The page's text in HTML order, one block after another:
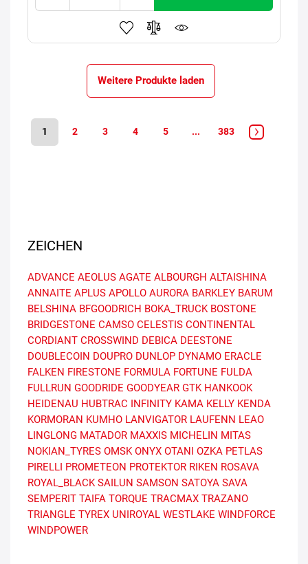
Weitere Produkte laden
1 2 3 4 5 ... 383
ZEICHEN
ADVANCE AEOLUS AGATE ALBOURGH ALTAISHINA
ANNAITE APLUS APOLLO AURORA BARKLEY BARUM
BELSHINA BFGOODRICH BOKA_TRUCK BOSTONE
BRIDGESTONE CAMSO CELESTIS CONTINENTAL
CORDIANT CROSSWIND DEBICA DEESTONE
DOUBLECOIN DOUPRO DUNLOP DYNAMO ERACLE
FALKEN FIRESTONE FORMULA FORTUNE FULDA
FULLRUN GOODRIDE GOODYEAR GTK HANKOOK
HEIDENAU HUBTRAC INFINITY KAMA KELLY KENDA
KORMORAN KUMHO LANVIGATOR LAUFENN LEAO
LINGLONG MATADOR MAXXIS MICHELIN MITAS
NOKIAN_TYRES OMSK ONYX OTANI OZKA PETLAS
PIRELLI PROMETEON PROTEKTOR RIKEN ROSAVA
ROYAL_BLACK SAILUN SAMSON SATOYA SAVA
SEMPERIT TAIFA TORQUE TRACMAX TRAZANO
TRIANGLE TYREX UNIROYAL WESTLAKE WINDFORCE
WINDPOWER